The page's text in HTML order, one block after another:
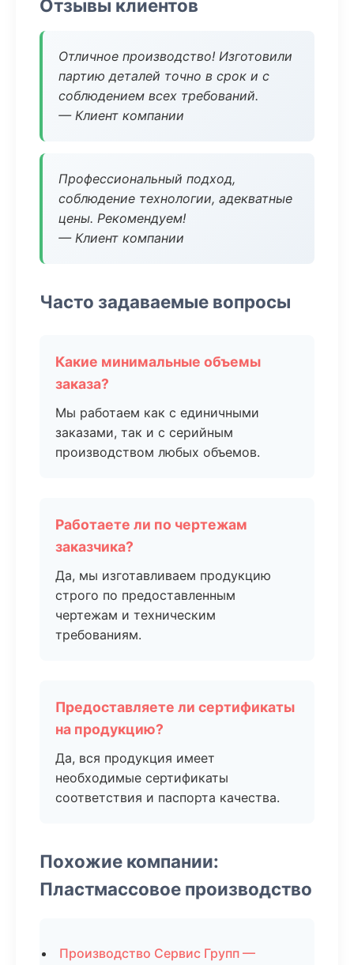
Отзывы клиентов
Отличное производство! Изготовили
партию деталей точно в срок и с
соблюдением всех требований.
— Клиент компании
Профессиональный подход,
соблюдение технологии, адекватные
цены. Рекомендуем!
— Клиент компании
Часто задаваемые вопросы
Какие минимальные объемы
заказа?
Мы работаем как с единичными
заказами, так и с серийным
производством любых объемов.
Работаете ли по чертежам
заказчика?
Да, мы изготавливаем продукцию
строго по предоставленным
чертежам и техническим
требованиям.
Предоставляете ли сертификаты
на продукцию?
Да, вся продукция имеет
необходимые сертификаты
соответствия и паспорта качества.
Похожие компании:
Пластмассовое производство
Производство Сервис Групп —